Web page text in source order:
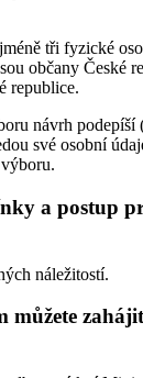
tři fyzické
občany České
republice.
návrh podepíší
své osobní
a postup
náležitostí.
můžete